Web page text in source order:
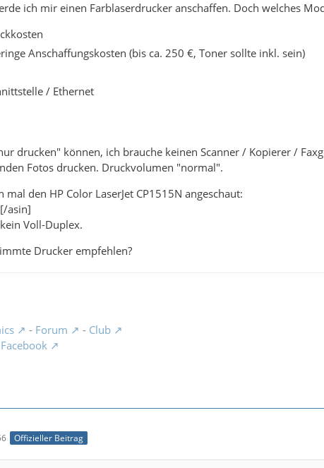
ich mir einen Farblaserdrucker anschaffen. Doch welches
Anschaffungskosten (bis ca. 250 €, Toner sollte inkl. sein)
/ Ethernet
drucken" können, ich brauche keinen Scanner / Kopierer /
Fotos drucken. Druckvolumen "normal".
mal den HP Color LaserJet CP1515N angeschaut:
asin]
Voll-Duplex.
Drucker empfehlen?
- Forum - Club
Facebook
Offizieller Beitrag